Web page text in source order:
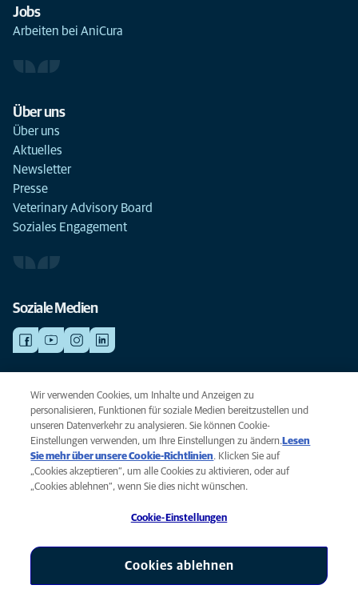
Jobs
Arbeiten bei AniCura
Über uns
Über uns
Aktuelles
Newsletter
Presse
Veterinary Advisory Board
Soziales Engagement
Soziale Medien
NOTDIENSTE
Finden Sie hier Standorte mit Notfall-Service. Weil Ihr Tier die beste
Versorgung verdient.
Privacy
Legal
AniCura ist eine Tochtergesellschaft von Mars, Inc © 2026
Wir verwenden Cookies, um Inhalte und Anzeigen zu
personalisieren, Funktionen für soziale Medien bereitzustellen und
unseren Datenverkehr zu analysieren. Sie können Cookie-
Einstellungen verwenden, um Ihre Einstellungen zu ändern. Lesen
Sie mehr über unsere Cookie-Richtlinien(opens in a new tab)
. Klicken Sie auf
„Cookies akzeptieren“, um alle Cookies zu aktivieren, oder auf
„Cookies ablehnen“, wenn Sie dies nicht wünschen.
Cookie-Einstellungen
Cookies ablehnen